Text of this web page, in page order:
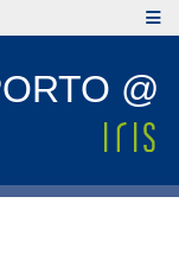
@